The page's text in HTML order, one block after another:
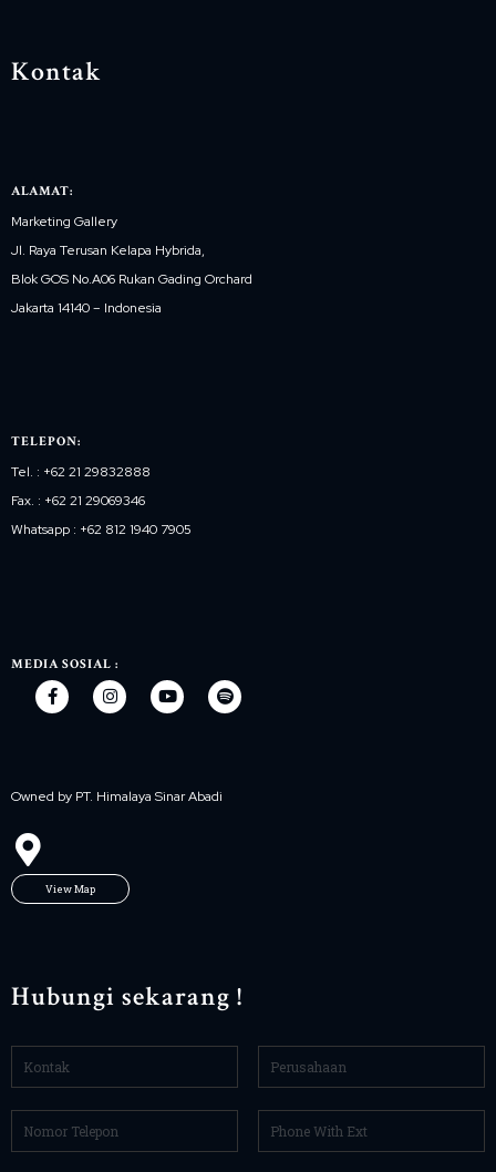
Kontak
ALAMAT:
Marketing Gallery
Jl. Raya Terusan Kelapa Hybrida,
Blok GOS No.A06 Rukan Gading Orchard
Jakarta 14140 – Indonesia
TELEPON:
Tel. : +62 21 29832888
Fax. : +62 21 29069346
Whatsapp : +62 812 1940 7905
MEDIA SOSIAL :
Owned by PT. Himalaya Sinar Abadi
View Map
Hubungi sekarang !